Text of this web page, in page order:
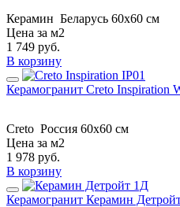
Керамин Беларусь 60x60 см
Цена за м2
1 749 руб.
В корзину
Керамогранит Creto Inspiration
Creto Россия 60х60 см
Цена за м2
1 978 руб.
В корзину
Керамогранит Керамин